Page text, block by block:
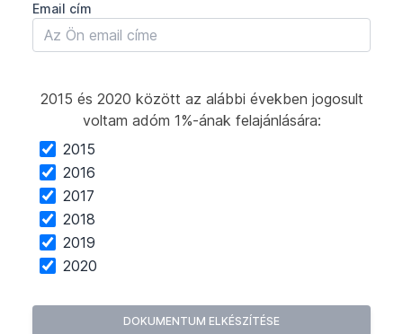
Email cím
2015 és 2020 között az alábbi években jogosult
voltam adóm 1%-ának felajánlására:
2015
2016
2017
2018
2019
2020
DOKUMENTUM ELKÉSZÍTÉSE